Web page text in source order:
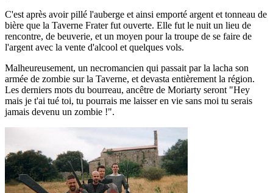
C'est après avoir pillé l'auberge et ainsi emporté argent et tonneau de
bière que la Taverne Frater fut ouverte. Elle fut le nuit un lieu de
rencontre, de beuverie, et un moyen pour la troupe de se faire de
l'argent avec la vente d'alcool et quelques vols.
Malheureusement, un necromancien qui passait par la lacha son
armée de zombie sur la Taverne, et devasta entièrement la région.
Les derniers mots du bourreau, ancêtre de Moriarty seront "Hey
mais je t'ai tué toi, tu pourrais me laisser en vie sans moi tu serais
jamais devenu un zombie !".